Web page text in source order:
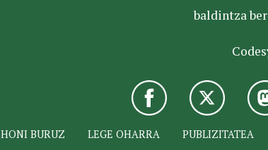
baldintza
HONI BURUZ LEGE OHARRA PUBLIZITATEA